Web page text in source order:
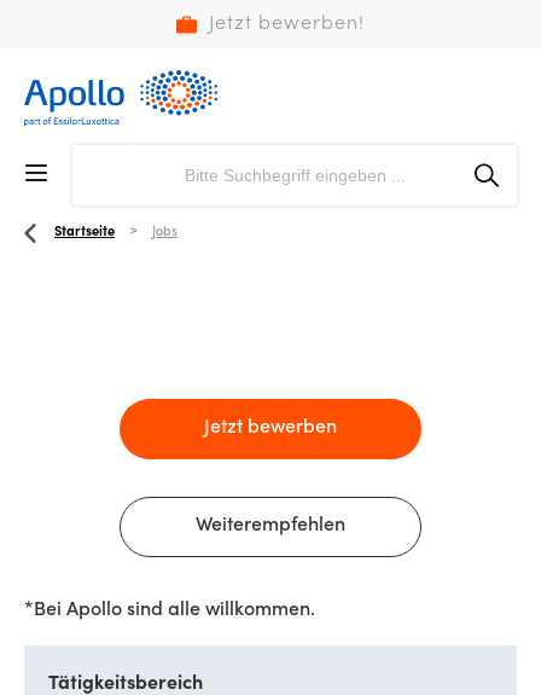
Jetzt bewerben!
Startseite Jobs
Jetzt bewerben
Weiterempfehlen
*Bei Apollo sind alle willkommen.
Tätigkeitsbereich